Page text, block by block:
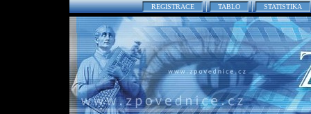
REGISTRACE TABLO STATISTIKA